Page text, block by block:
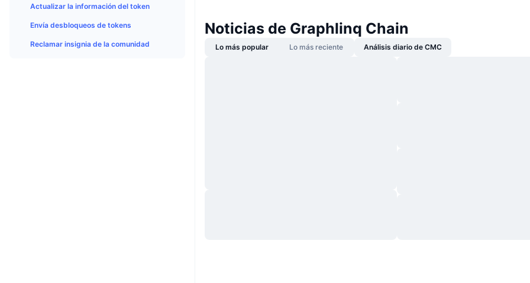
Actualizar la información del token
Envía desbloqueos de tokens
Reclamar insignia de la comunidad
Noticias de Graphlinq Chain
Lo más popular Lo más reciente Análisis diario de CMC